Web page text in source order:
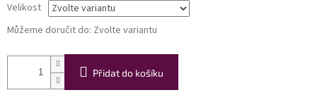
Velikost
Můžeme doručit do: Zvolte variantu
Přidat do košíku